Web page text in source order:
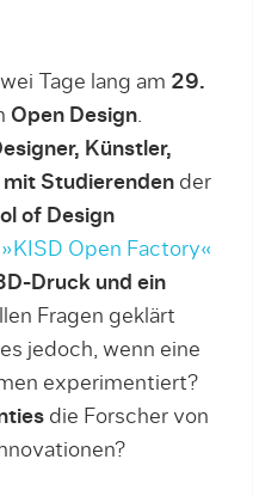
Tage lang am 29.
Open Design.
Künstler,
Studierenden der
of Design
»KISD Open Factory«
Druck und ein
Fragen geklärt
jedoch, wenn eine
experimentiert?
die Forscher von